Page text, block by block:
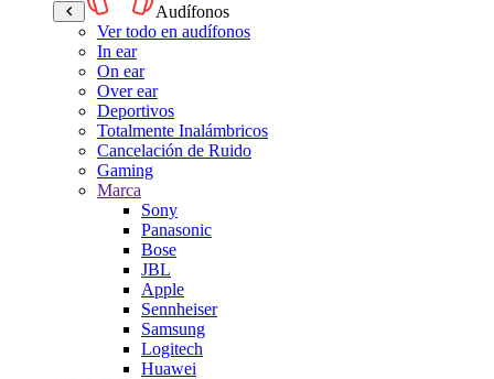
Audífonos
Ver todo en audífonos
In ear
On ear
Over ear
Deportivos
Totalmente Inalámbricos
Cancelación de Ruido
Gaming
Marca
Sony
Panasonic
Bose
JBL
Apple
Sennheiser
Samsung
Logitech
Huawei